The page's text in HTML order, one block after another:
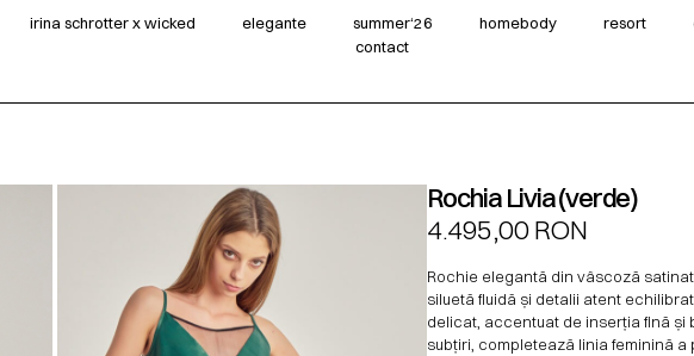
irina schrotter x wicked elegante summer‘26 homebody resort
contact
Rochia Livia (verde)
4.495,00RON
Rochie elegantă din vâscoză
siluetă fluidă și detalii atent
delicat, accentuat de inserția fină și
subțiri, completează linia feminină a